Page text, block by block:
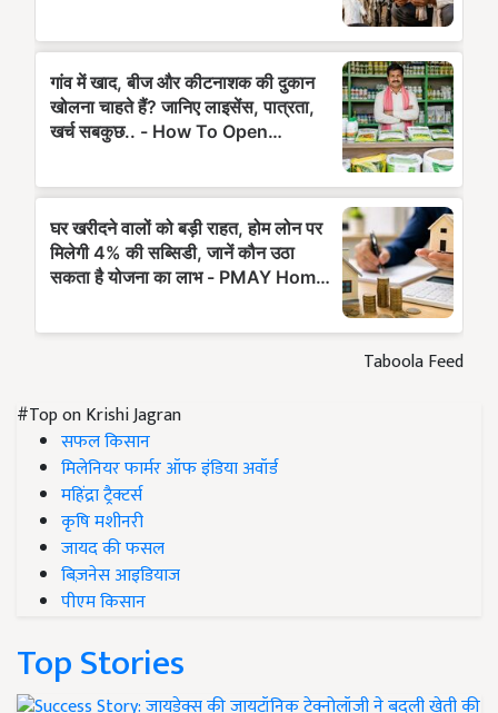
Taboola Feed
#Top on Krishi Jagran
सफल किसान
मिलेनियर फार्मर ऑफ इंडिया अवॉर्ड
महिंद्रा ट्रैक्टर्स
कृषि मशीनरी
जायद की फसल
बिज़नेस आइडियाज
पीएम किसान
Top Stories